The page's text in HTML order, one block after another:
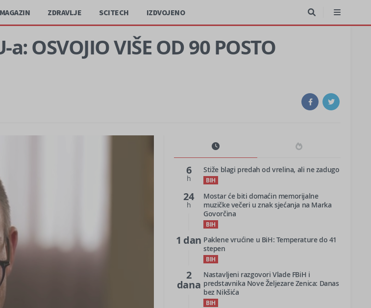
MAGAZIN ZDRAVLJE SCITECH IZDVOJENO
OSVOJIO VIŠE OD 90 POSTO
6
h
Stiže blagi predah od vrelina, ali ne zadugo
BIH
24
h
Mostar će biti domaćin memorijalne
muzičke večeri u znak sjećanja na Marka
Govorčina
BIH
1 dan Paklene vrućine u BiH: Temperature do 41
stepen
BIH
2
dana
Nastavljeni razgovori Vlade FBiH i
predstavnika Nove Željezare Zenica: Danas
bez Nikšića
BIH